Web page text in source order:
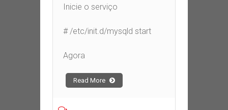
Inicie o serviço
# /etc/init.d/mysqld start
Agora
Read More